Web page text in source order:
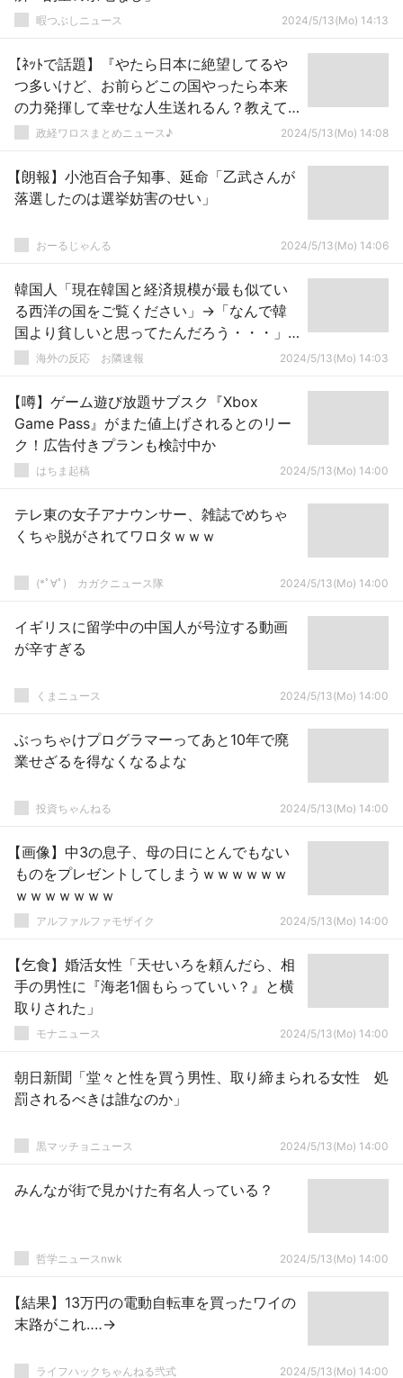
暇つぶしニュース 2024/5/13(Mo) 14:13
【ﾈｯﾄで話題】『やたら日本に絶望してるや
つ多いけど、お前らどこの国やったら本来
の力発揮して幸せな人生送れるん？教えて
よ？』 → ｗｗｗｗｗｗｗｗｗｗｗｗｗｗｗ
政経ワロスまとめニュース♪ 2024/5/13(Mo) 14:08
【朗報】小池百合子知事、延命「乙武さんが
落選したのは選挙妨害のせい」
おーるじゃんる 2024/5/13(Mo) 14:06
韓国人「現在韓国と経済規模が最も似てい
る西洋の国をご覧ください」→「なんで韓
国より貧しいと思ってたんだろう・・・」
「イタリアはもう越えられない山だよ
海外の反応 お隣速報 2024/5/13(Mo) 14:03
【噂】ゲーム遊び放題サブスク『Xbox
Game Pass』がまた値上げされるとのリー
ク！広告付きプランも検討中か
はちま起稿 2024/5/13(Mo) 14:00
テレ東の女子アナウンサー、雑誌でめちゃ
くちゃ脱がされてワロタｗｗｗ
(*ﾟ∀ﾟ)ゞカガクニュース隊 2024/5/13(Mo) 14:00
イギリスに留学中の中国人が号泣する動画
が辛すぎる
くまニュース 2024/5/13(Mo) 14:00
ぶっちゃけプログラマーってあと10年で廃
業せざるを得なくなるよな
投資ちゃんねる 2024/5/13(Mo) 14:00
【画像】中3の息子、母の日にとんでもない
ものをプレゼントしてしまうｗｗｗｗｗｗ
ｗｗｗｗｗｗｗ
アルファルファモザイク 2024/5/13(Mo) 14:00
【乞食】婚活女性「天せいろを頼んだら、相
手の男性に『海老1個もらっていい？』と横
取りされた」
モナニュース 2024/5/13(Mo) 14:00
朝日新聞「堂々と性を買う男性、取り締まられる女性 処
罰されるべきは誰なのか」
黒マッチョニュース 2024/5/13(Mo) 14:00
みんなが街で見かけた有名人っている？
哲学ニュースnwk 2024/5/13(Mo) 14:00
【結果】13万円の電動自転車を買ったワイの
末路がこれ‥‥→
ライフハックちゃんねる弐式 2024/5/13(Mo) 14:00